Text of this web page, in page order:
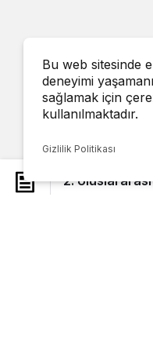
2.
Bu web sitesinde
deneyimi
sağlamak için
kullanılmaktadır.
Gizlilik Politikası